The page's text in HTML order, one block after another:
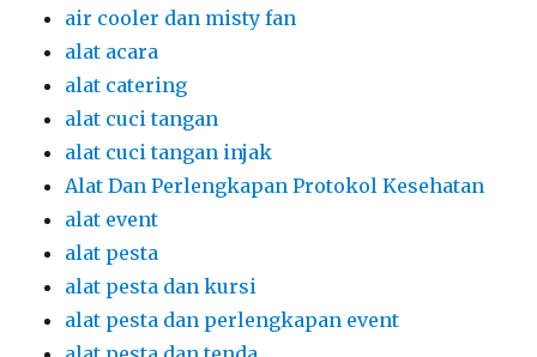
air cooler dan misty fan
alat acara
alat catering
alat cuci tangan
alat cuci tangan injak
Alat Dan Perlengkapan Protokol Kesehatan
alat event
alat pesta
alat pesta dan kursi
alat pesta dan perlengkapan event